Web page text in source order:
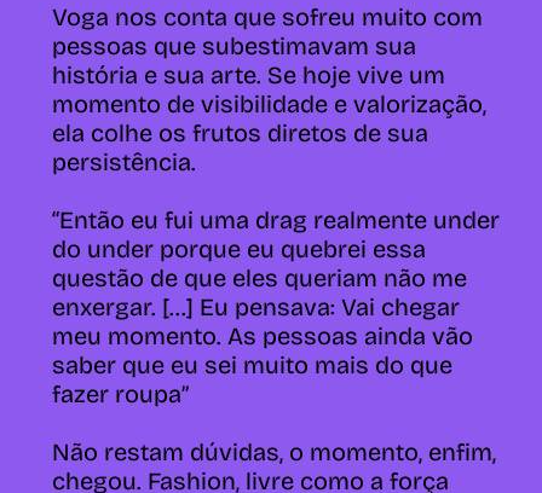
Voga nos conta que sofreu muito com
pessoas que subestimavam sua
história e sua arte. Se hoje vive um
momento de visibilidade e valorização,
ela colhe os frutos diretos de sua
persistência.
“Então eu fui uma drag realmente under
do under porque eu quebrei essa
questão de que eles queriam não me
enxergar. [...] Eu pensava: Vai chegar
meu momento. As pessoas ainda vão
saber que eu sei muito mais do que
fazer roupa”
Não restam dúvidas, o momento, enfim,
chegou. Fashion, livre como a força